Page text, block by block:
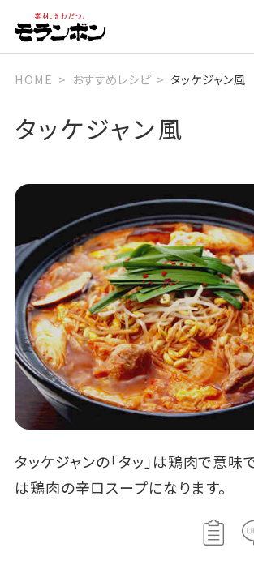
HOME おすすめレシピ タッケジャン風
タッケジャン風
タッケジャンの「タッ」は鶏肉で意味
は鶏肉の辛口スープになります。